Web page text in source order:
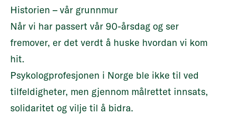
Historien – vår grunnmur
Når vi har passert vår 90-årsdag og ser
fremover, er det verdt å huske hvordan vi kom
hit.
Psykologprofesjonen i Norge ble ikke til ved
tilfeldigheter, men gjennom målrettet innsats,
solidaritet og vilje til å bidra.